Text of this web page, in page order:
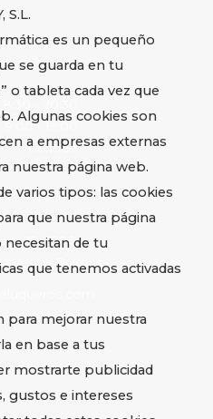
9:00 -
Cerrado
28, 35004 Las
Las Palmas
S.L.
es un pequeño
se guarda en tu
o tableta cada vez que
Algunas cookies son
a empresas externas
nuestra página web.
varios tipos: las cookies
que nuestra página
de tu
que tenemos activadas
para mejorar nuestra
en base a tus
mostrarte publicidad
gustos e intereses